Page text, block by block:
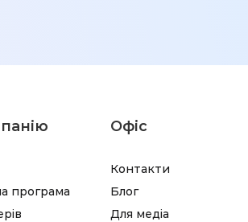
програма
Офіс
Контакти
Блог
Для медіа